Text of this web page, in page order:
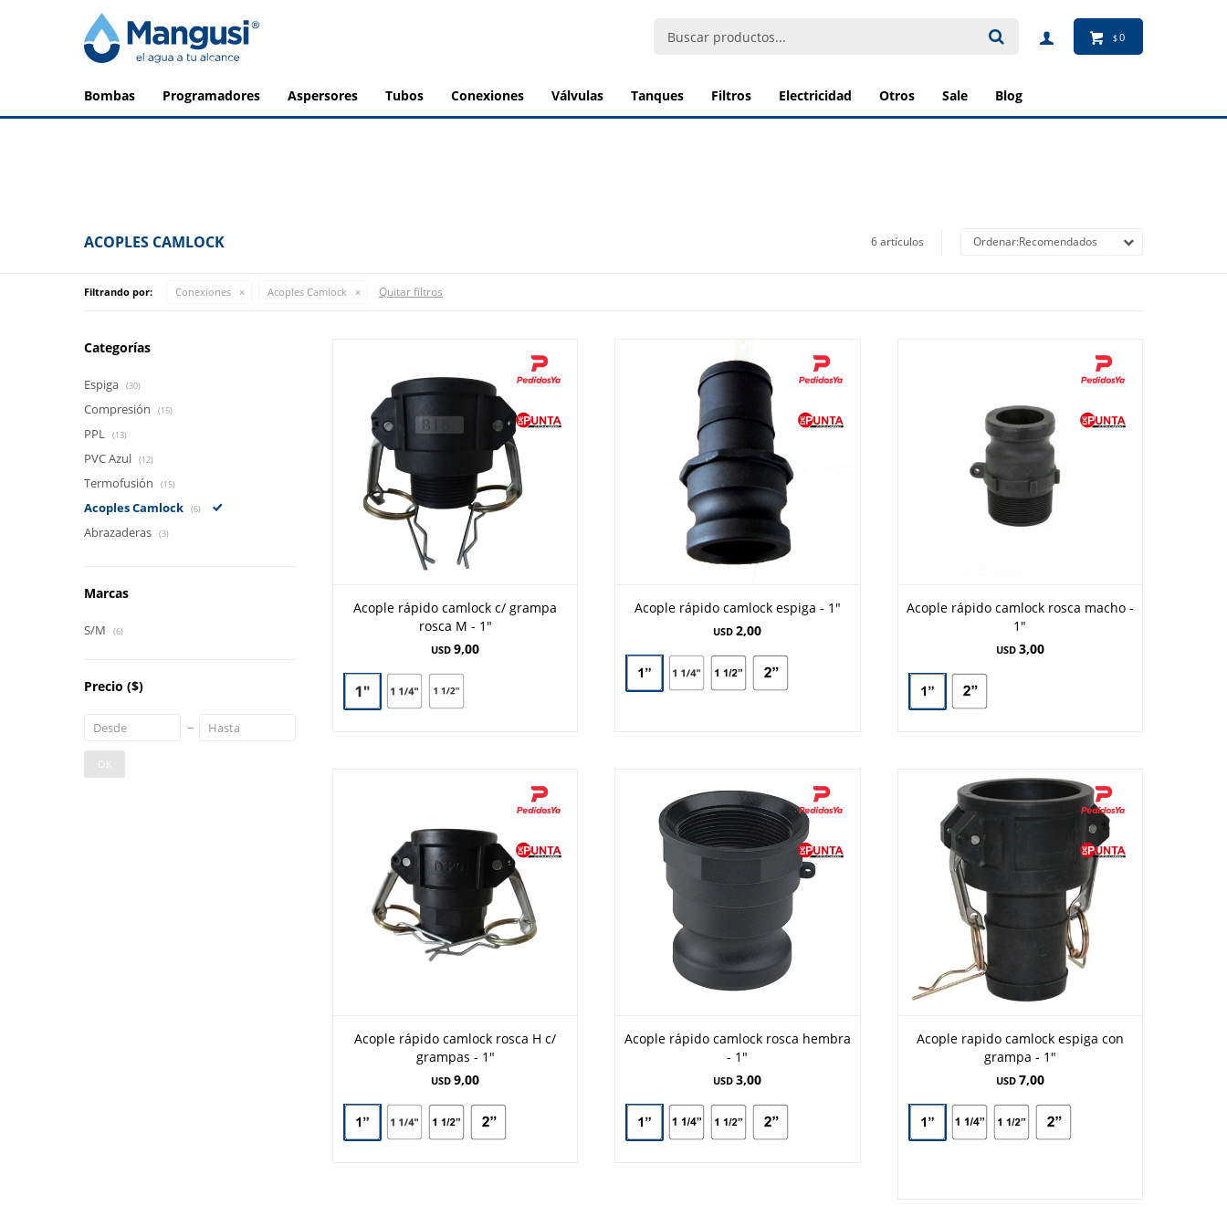
bombas programadores aspersores tubos conexiones válvulas tanques filtros electricidad otros sale blog
$0
ACOPLES CAMLOCK 6 artículos Recomendados
Filtrando por: Conexiones Acoples Camlock Quitar filtros
Acople rápido camlock c/ grampa
rosca M - 1"
USD 9,00
Acople rápido camlock espiga - 1"
USD 2,00
Acople rápido camlock rosca macho -
1"
USD 3,00
Acople rápido camlock rosca H c/
grampas - 1"
USD 9,00
Acople rápido camlock rosca hembra
- 1"
USD 3,00
Acople rapido camlock espiga con
grampa - 1"
USD 7,00
Categorías
Espiga (30)
Compresión (15)
PPL (13)
PVC Azul (12)
Termofusión (15)
Acoples Camlock (6)
Abrazaderas (3)
Marcas
S/M (6)
Precio ($)
OK